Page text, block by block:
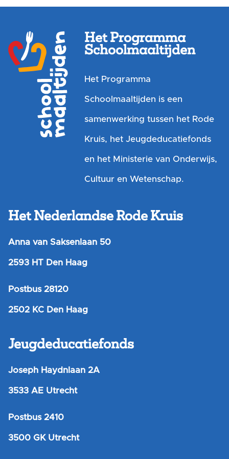
Het Programma
Schoolmaaltijden
Het Programma
Schoolmaaltijden is een
samenwerking tussen het Rode
Kruis, het Jeugdeducatiefonds
en het Ministerie van Onderwijs,
Cultuur en Wetenschap.
Het Nederlandse Rode Kruis
Anna van Saksenlaan 50
2593 HT Den Haag
Postbus 28120
2502 KC Den Haag
Jeugdeducatiefonds
Joseph Haydnlaan 2A
3533 AE Utrecht
Postbus 2410
3500 GK Utrecht